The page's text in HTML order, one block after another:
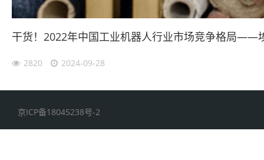
干货！2022年中国工业机器人行业市场竞争格局——
2820 2024-09-28
京ICP备18045238号-2